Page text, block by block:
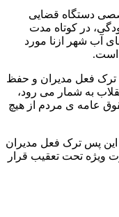
دستگاه قضایی
در کوتاه مدت
آب شهر ازنا مورد
است.
ترک فعل مدیران و حفظ
به شمار می رود،
عامه ی مردم از هیچ
این پس ترک فعل مدیران
ویژه تحت تعقیب قرار